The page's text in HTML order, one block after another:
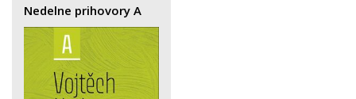
Nedelne prihovory A